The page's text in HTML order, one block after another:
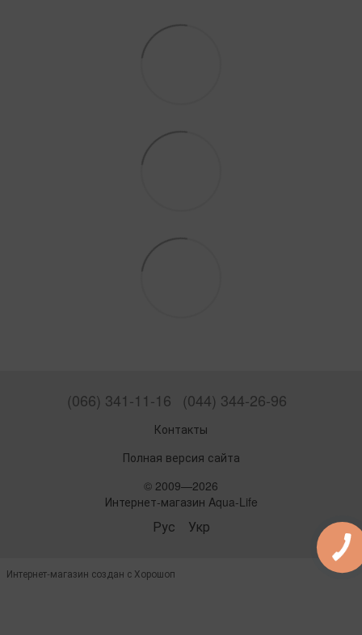
(066) 341-11-16 (044) 344-26-96
Контакты
Полная версия сайта
© 2009—2026
Интернет-магазин Aqua-Life
Рус Укр
Интернет-магазин создан с Хорошоп